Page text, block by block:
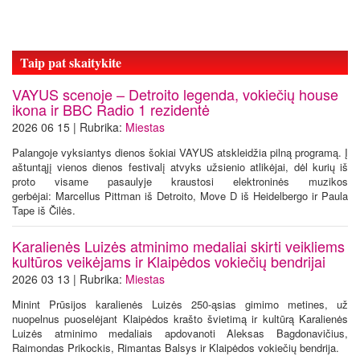
Taip pat skaitykite
VAYUS scenoje – Detroito legenda, vokiečių house
ikona ir BBC Radio 1 rezidentė
2026 06 15 | Rubrika: Miestas
Palangoje vyksiantys dienos šokiai VAYUS atskleidžia pilną programą. Į
aštuntąjį vienos dienos festivalį atvyks užsienio atlikėjai, dėl kurių iš
proto visame pasaulyje kraustosi elektroninės muzikos
gerbėjai: Marcellus Pittman iš Detroito, Move D iš Heidelbergo ir Paula
Tape iš Čilės.
Karalienės Luizės atminimo medaliai skirti veikliems
kultūros veikėjams ir Klaipėdos vokiečių bendrijai
2026 03 13 | Rubrika: Miestas
Minint Prūsijos karalienės Luizės 250-ąsias gimimo metines, už
nuopelnus puoselėjant Klaipėdos krašto švietimą ir kultūrą Karalienės
Luizės atminimo medaliais apdovanoti Aleksas Bagdonavičius,
Raimondas Prikockis, Rimantas Balsys ir Klaipėdos vokiečių bendrija.